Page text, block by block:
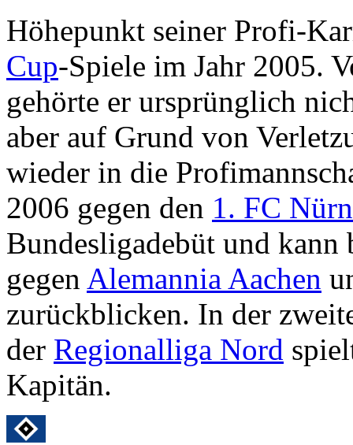
Höhepunkt seiner Profi-
Cup-Spiele im Jahr 2005.
gehörte er ursprünglich
aber auf Grund von
wieder in die
2006 gegen den 1. FC
Bundesligadebüt und
gegen Alemannia Aachen
zurückblicken. In der
der Regionalliga Nord
Kapitän.